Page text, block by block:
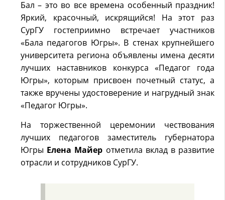
Бал – это во все времена особенный праздник!
Яркий, красочный, искрящийся! На этот раз
СурГУ гостеприимно встречает участников
«Бала педагогов Югры». В стенах крупнейшего
университета региона объявлены имена десяти
лучших наставников конкурса «Педагог года
Югры», которым присвоен почетный статус, а
также вручены удостоверение и нагрудный знак
«Педагог Югры».
На торжественной церемонии чествования
лучших педагогов заместитель губернатора
Югры Елена Майер отметила вклад в развитие
отрасли и сотрудников СурГУ.